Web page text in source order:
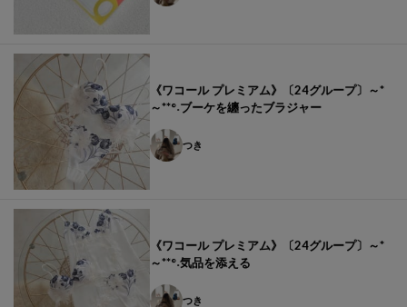
《ワコール プレミアム》〔24グループ〕～*
～**°˖ブーケを纏ったブラジャー
つき
《ワコール プレミアム》〔24グループ〕～*
～**°˖気品を添える
つき